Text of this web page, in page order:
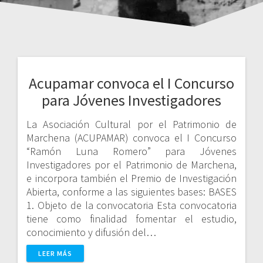
Acupamar convoca el I Concurso
para Jóvenes Investigadores
La Asociación Cultural por el Patrimonio de
Marchena (ACUPAMAR) convoca el I Concurso
“Ramón Luna Romero” para Jóvenes
Investigadores por el Patrimonio de Marchena,
e incorpora también el Premio de Investigación
Abierta, conforme a las siguientes bases: BASES
1. Objeto de la convocatoria Esta convocatoria
tiene como finalidad fomentar el estudio,
conocimiento y difusión del…
LEER MÁS